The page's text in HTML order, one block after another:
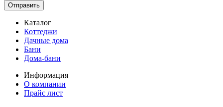
Отправить
Каталог
Коттеджи
Дачные дома
Бани
Дома-бани
Информация
О компании
Прайс лист